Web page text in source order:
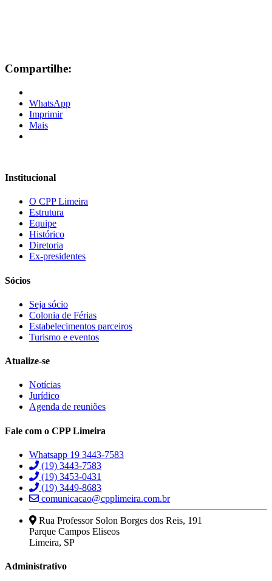
Hacklink panel
Hacklink panel
Hacklink
Hacklink
Hacklink panel
Hacklink
Buy Hacklink
Hacklink satın al
Hacklink panel
Hacklink panel
Hacklink panel
Hacklink panel
Hacklink panel
Hacklink panel
Hacklink panel
Compartilhe:
WhatsApp
Imprimir
Mais
Institucional
O CPP Limeira
Estrutura
Equipe
Histórico
Diretoria
Ex-presidentes
Sócios
Seja sócio
Colonia de Férias
Estabelecimentos parceiros
Turismo e eventos
Atualize-se
Notícias
Jurídico
Agenda de reuniões
Fale com o CPP Limeira
Whatsapp 19 3443-7583
(19) 3443-7583
(19) 3453-0431
(19) 3449-8683
comunicacao@cpplimeira.com.br
Rua Professor Solon Borges dos Reis, 191
Parque Campos Eliseos
Limeira, SP
Administrativo